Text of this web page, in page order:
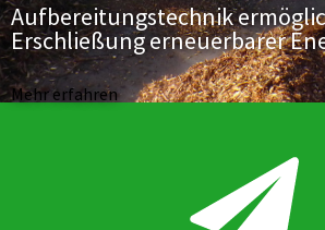
Aufbereitungstechnik
Erschließung erneuerbarer
Mehr erfahren